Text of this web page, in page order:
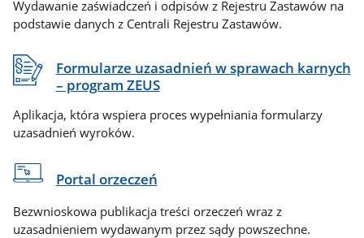
Wydawanie zaświadczeń i odpisów z Rejestru Zastawów na
podstawie danych z Centrali Rejestru Zastawów.
Formularze uzasadnień w sprawach karnych
– program ZEUS
Aplikacja, która wspiera proces wypełniania formularzy
uzasadnień wyroków.
Portal orzeczeń
Bezwnioskowa publikacja treści orzeczeń wraz z
uzasadnieniem wydawanym przez sądy powszechne.